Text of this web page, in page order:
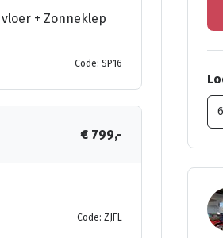
+ Zonneklep
Code: SP16
€ 799,-
Code: ZJFL